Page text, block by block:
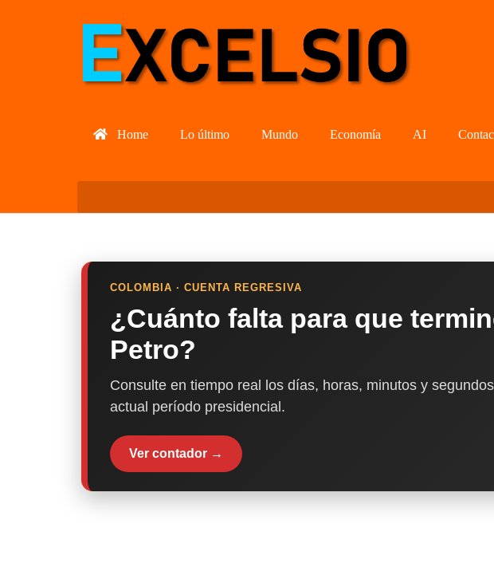
Home Lo último Mundo Economía AI
COLOMBIA · CUENTA REGRESIVA
¿Cuánto falta para que
Petro?
Consulte en tiempo real los días, horas, minutos y
actual período presidencial.
Ver contador →